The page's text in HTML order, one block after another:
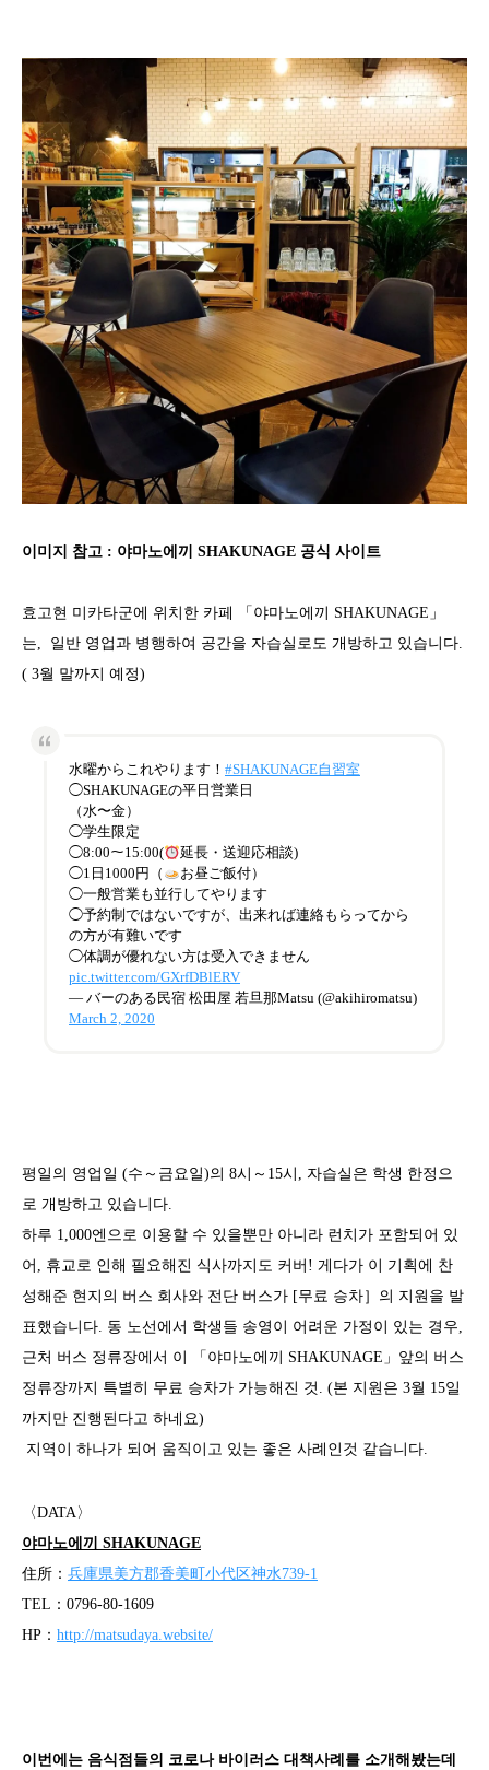
이미지 참고 : 야마노에끼 SHAKUNAGE 공식 사이트
효고현 미카타군에 위치한 카페 「야마노에끼 SHAKUNAGE」
는, 일반 영업과 병행하여 공간을 자습실로도 개방하고 있습니다.
( 3월 말까지 예정)
水曜からこれやります！ #SHAKUNAGE自習室
◯SHAKUNAGEの平日営業日
（水〜金）
◯学生限定
◯8:00〜15:00(
延長・送迎応相談)
◯1日1000円（
お昼ご飯付）
◯一般営業も並行してやります
◯予約制ではないですが、出来れば連絡もらってから
の方が有難いです
◯体調が優れない方は受入できません
pic.twitter.com/GXrfDBlERV
— バーのある民宿 松田屋 若旦那Matsu (@akihiromatsu)
March 2, 2020
평일의 영업일 (수～금요일)의 8시～15시, 자습실은 학생 한정으
로 개방하고 있습니다.
하루 1,000엔으로 이용할 수 있을뿐만 아니라 런치가 포함되어 있
어, 휴교로 인해 필요해진 식사까지도 커버! 게다가 이 기획에 찬
성해준 현지의 버스 회사와 전단 버스가 [무료 승차］의 지원을 발
표했습니다. 동 노선에서 학생들 송영이 어려운 가정이 있는 경우,
근처 버스 정류장에서 이 「야마노에끼 SHAKUNAGE」앞의 버스
정류장까지 특별히 무료 승차가 가능해진 것. (본 지원은 3월 15일
까지만 진행된다고 하네요)
지역이 하나가 되어 움직이고 있는 좋은 사례인것 같습니다.
〈DATA〉
야마노에끼 SHAKUNAGE
住所： 兵庫県美方郡香美町小代区神水739-1
TEL：0796-80-1609
HP： http://matsudaya.website/
이번에는 음식점들의 코로나 바이러스 대책사례를 소개해봤는데